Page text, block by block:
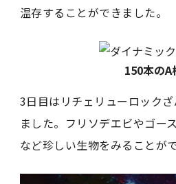
温存することができました。
150本のA
3日目はリチェリューロック
ました。フリソデエビやゴー
など珍しい生物をみることが